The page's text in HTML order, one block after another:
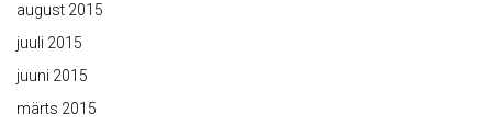
august 2015
juuli 2015
juuni 2015
märts 2015